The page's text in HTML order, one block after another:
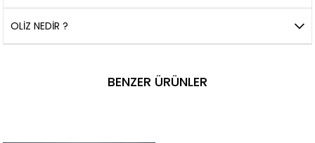
OLIZ NEDIR ?
BENZER ÜRÜNLER